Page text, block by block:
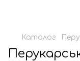
Каталог